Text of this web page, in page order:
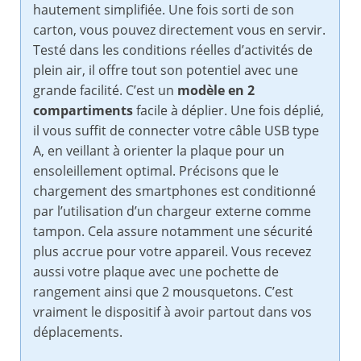
hautement simplifiée. Une fois sorti de son
carton, vous pouvez directement vous en servir.
Testé dans les conditions réelles d’activités de
plein air, il offre tout son potentiel avec une
grande facilité. C’est un modèle en 2
compartimentsfacile à déplier. Une fois déplié,
il vous suffit de connecter votre câble USB type
A, en veillant à orienter la plaque pour un
ensoleillement optimal. Précisons que le
chargement des smartphones est conditionné
par l’utilisation d’un chargeur externe comme
tampon. Cela assure notamment une sécurité
plus accrue pour votre appareil. Vous recevez
aussi votre plaque avec une pochette de
rangement ainsi que 2 mousquetons. C’est
vraiment le dispositif à avoir partout dans vos
déplacements.